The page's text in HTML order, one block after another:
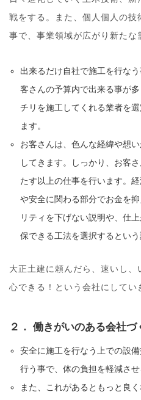
戦をする。また、個人個人の
事で、事業領域が広がり新たな
出来るだけ自社で施工を行な
客さんの予算内で出来る事が
チリを施工してくれる業者を
ます。
お客さんは、色んな経緯や想
してきます。しっかり、お客
たす以上の仕事を行います。
や安全に関わる部分でお金を
リティを下げない説明や、仕
保できる工法を選択するという
大正土建に頼んだら、速いし
心できる！という会社にしてい
２． 働きがいのある会社づ
安全に施工を行なう上での設
行う事で、体の負担を軽減させ
また、これがあるともっと良